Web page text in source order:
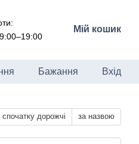
Мій кошик
Бажання Вхід
спочатку дорожчі за назвою